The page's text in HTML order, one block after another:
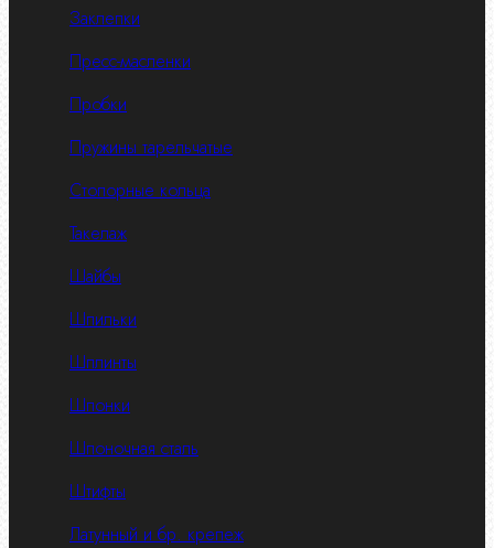
Заклепки
Пресс-масленки
Пробки
Пружины тарельчатые
Стопорные кольца
Такелаж
Шайбы
Шпильки
Шплинты
Шпонки
Шпоночная сталь
Штифты
Латунный и бр. крепеж